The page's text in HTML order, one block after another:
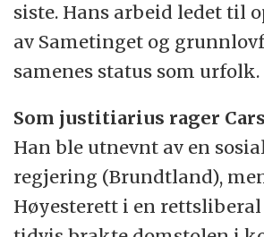
siste. Hans arbeid ledet til
av Sametinget og
samenes status som urfolk.
Som justitiarius rager
Han ble utnevnt av en
regjering (Brundtland),
Høyesterett i en